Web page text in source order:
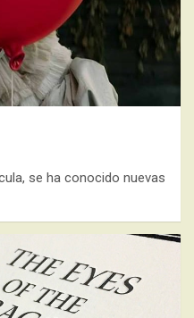
se ha conocido nuevas